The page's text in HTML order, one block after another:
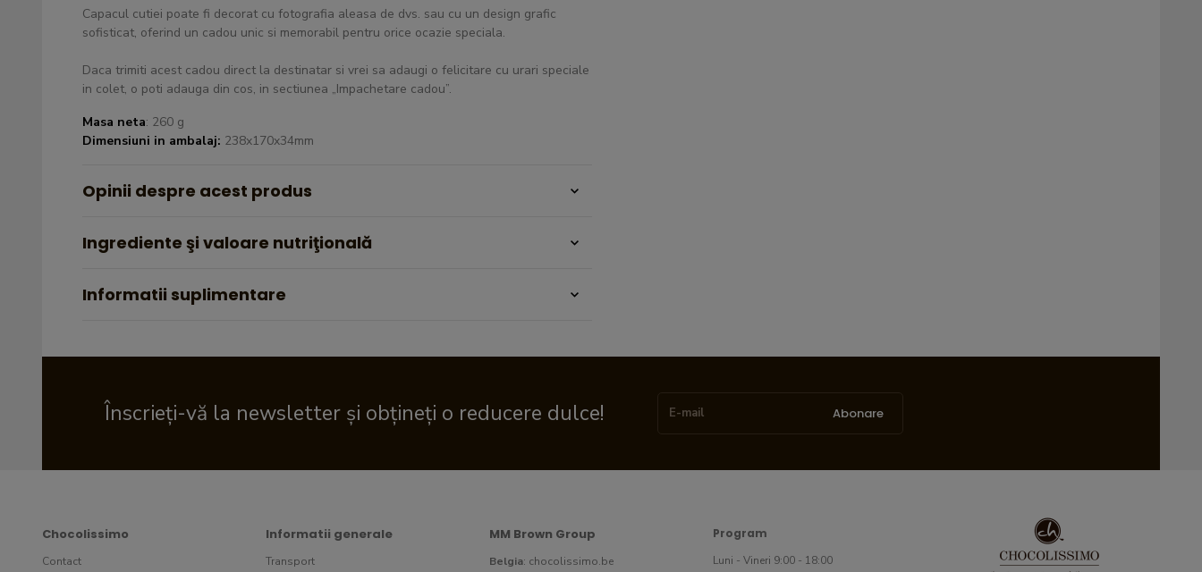
Capacul cutiei poate fi decorat cu fotografia aleasa de dvs. sau cu un design grafic
sofisticat, oferind un cadou unic si memorabil pentru orice ocazie speciala.
Daca trimiti acest cadou direct la destinatar si vrei sa adaugi o felicitare cu urari speciale
in colet, o poti adauga din cos, in sectiunea „Impachetare cadou”.
Masa neta: 260 g
Dimensiuni in ambalaj: 238x170x34mm
Opinii despre acest produs
Ingrediente şi valoare nutriţională
Informatii suplimentare
Înscrieți-vă la newsletter și obțineți o reducere dulce! Abonare
Chocolissimo
Contact
Informatii generale
Transport
MM Brown Group
Belgia: chocolissimo.be
Program
Luni - Vineri 9:00 - 18:00